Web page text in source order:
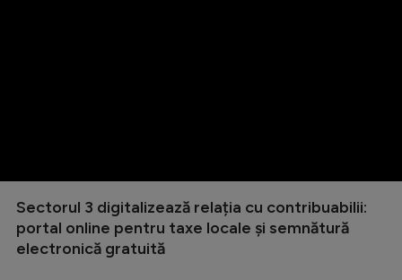
Sectorul 3 digitalizează relația cu contribuabilii:
portal online pentru taxe locale și semnătură
electronică gratuită